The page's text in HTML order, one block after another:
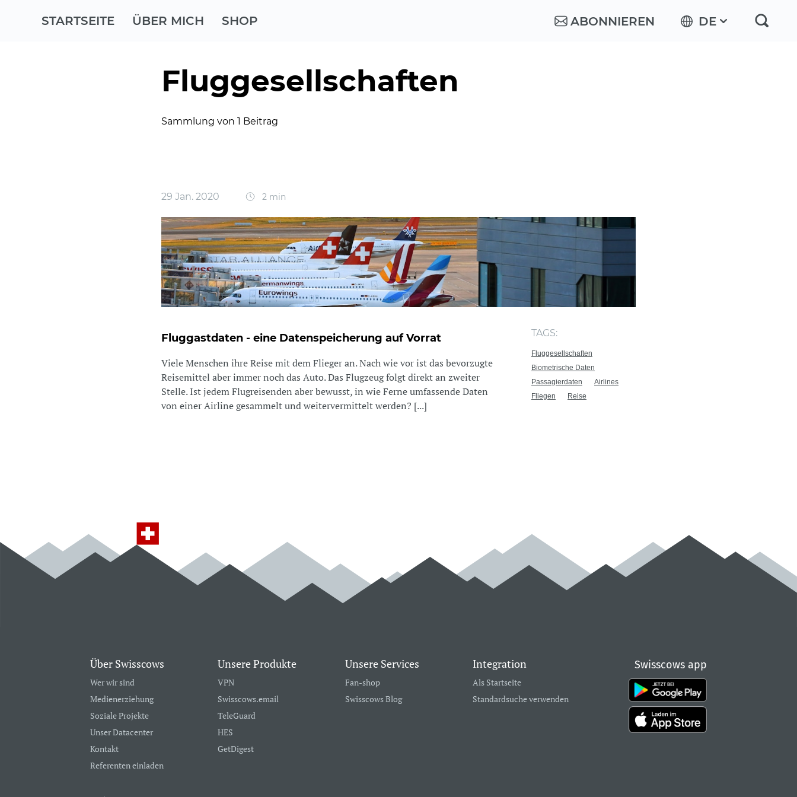
STARTSEITE ÜBER MICH SHOP ABONNIEREN DE
Fluggesellschaften
Sammlung von 1 Beitrag
29 Jan. 2020 2 min
Fluggastdaten - eine Datenspeicherung auf Vorrat
Viele Menschen ihre Reise mit dem Flieger an. Nach wie vor ist das bevorzugte
Reisemittel aber immer noch das Auto. Das Flugzeug folgt direkt an zweiter
Stelle. Ist jedem Flugreisenden aber bewusst, in wie Ferne umfassende Daten
von einer Airline gesammelt und weitervermittelt werden? [...]
TAGS:
Fluggesellschaften
Biometrische Daten
Passagierdaten
Airlines
Fliegen
Reise
Über Swisscows
Wer wir sind
Medienerziehung
Soziale Projekte
Unser Datacenter
Kontakt
Referenten einladen
Unsere Produkte
VPN
Swisscows.email
TeleGuard
HES
GetDigest
Unsere Services
Fan-shop
Swisscows Blog
Integration
Als Startseite
Standardsuche verwenden
Swisscows app